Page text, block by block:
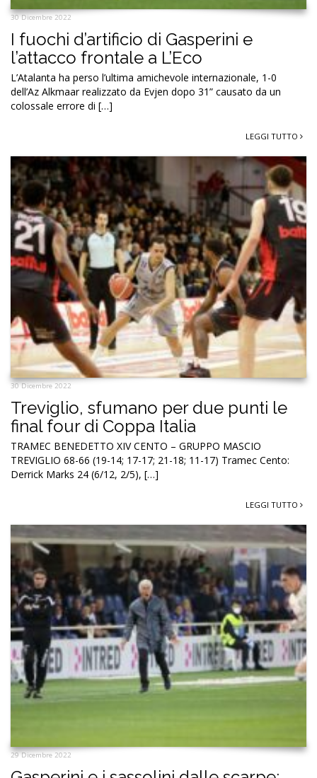
30 Dicembre 2022
I fuochi d’artificio di Gasperini e
l’attacco frontale a L’Eco
L’Atalanta ha perso l’ultima amichevole internazionale, 1-0
dell’Az Alkmaar realizzato da Evjen dopo 31” causato da un
colossale errore di […]
LEGGI TUTTO
30 Dicembre 2022
Treviglio, sfumano per due punti le
final four di Coppa Italia
TRAMEC BENEDETTO XIV CENTO – GRUPPO MASCIO
TREVIGLIO 68-66 (19-14; 17-17; 21-18; 11-17) Tramec Cento:
Derrick Marks 24 (6/12, 2/5), […]
LEGGI TUTTO
29 Dicembre 2022